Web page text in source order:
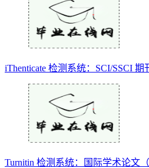
iThenticate 检测系统：SCI/SSCI 期
Turnitin 检测系统：国际学术论文